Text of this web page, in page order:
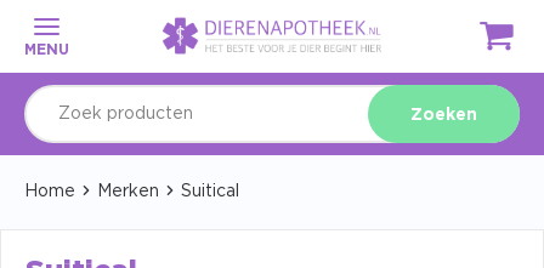
MENU
Zoeken
Home Merken Suitical